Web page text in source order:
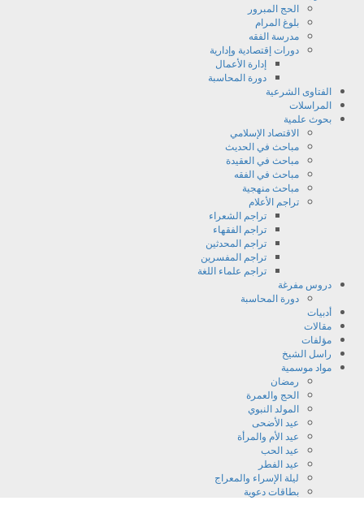
الحج المبرور
بلوغ المرام
مدرسة الفقه
دورات إقتصادية وإدارية
إدارة الأعمال
دورة المحاسبة
الفتاوى الشرعية
المراسلات
بحوث علمية
الاقتصاد الإسلامي
مباحث في الحديث
مباحث في العقيدة
مباحث في الفقه
مباحث منهجية
تراجم اﻷعلام
تراجم الشعراء
تراجم الفقهاء
تراجم المحدثين
تراجم المفسرين
تراجم علماء اللغة
دروس مفرغة
دورة المحاسبة
أدبيات
مقالات
مؤلفات
راسل الشيخ
مواد موسمية
رمضان
الحج والعمرة
المولد النبوي
عيد الأضحى
عيد الأم والمرأة
عيد الحب
عيد الفطر
ليلة الإسراء والمعراج
بطاقات دعوية